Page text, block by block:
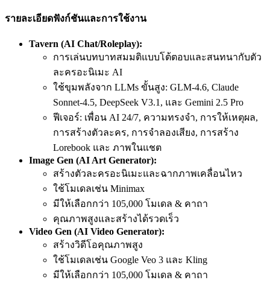
รายละเอียดฟังก์ชันและการใช้งาน
Tavern (AI Chat/Roleplay):
การเล่นบทบาทสมมติแบบโต้ตอบและสนทนากับตัว
ละครอะนิเมะ AI
ใช้ขุมพลังจาก LLMs ขั้นสูง: GLM-4.6, Claude
Sonnet-4.5, DeepSeek V3.1, และ Gemini 2.5 Pro
ฟีเจอร์: เพื่อน AI 24/7, ความทรงจำ, การให้เหตุผล,
การสร้างตัวละคร, การจำลองเสียง, การสร้าง
Lorebook และ ภาพในแชต
Image Gen (AI Art Generator):
สร้างตัวละครอะนิเมะและฉากภาพเคลื่อนไหว
ใช้โมเดลเช่น Minimax
มีให้เลือกกว่า 105,000 โมเดล & คาถา
คุณภาพสูงและสร้างได้รวดเร็ว
Video Gen (AI Video Generator):
สร้างวิดีโอคุณภาพสูง
ใช้โมเดลเช่น Google Veo 3 และ Kling
มีให้เลือกกว่า 105,000 โมเดล & คาถา